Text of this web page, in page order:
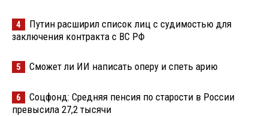
4
Путин расширил список лиц с судимостью для
заключения контракта с ВС РФ
5 Сможет ли ИИ написать оперу и спеть арию
6
Соцфонд: Средняя пенсия по старости в России
превысила 27,2 тысячи